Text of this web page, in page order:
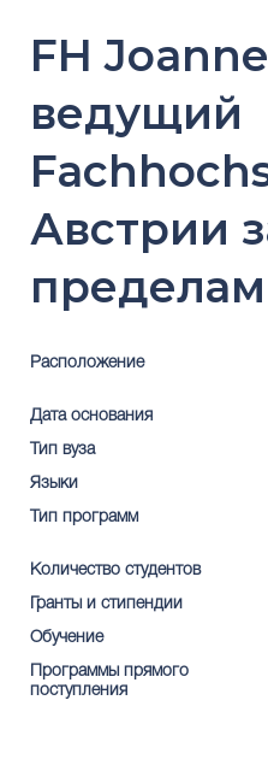
FH
ведущий
Австрии
Расположение
Дата основания
Тип вуза
Языки
Тип программ
Количество студентов
Гранты и стипендии
Обучение
Программы прямого
поступления